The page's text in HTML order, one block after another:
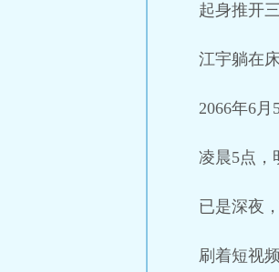
起身推开
江宇躺在
2066年6月
凌晨5点，
已是深夜
刷着短视